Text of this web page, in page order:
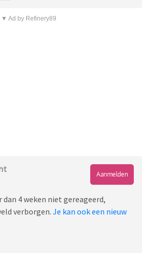
▼ Ad by Refinery89
Aanmelden
4 weken niet gereageerd,
verborgen. Je kan ook een nieuw